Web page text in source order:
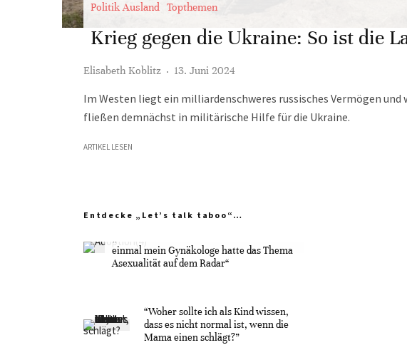
Politik Ausland Topthemen
Krieg gegen die Ukraine: So ist die
Elisabeth Koblitz · 13. Juni 2024
Im Westen liegt ein milliardenschweres russisches Vermögen
fließen demnächst in militärische Hilfe für die Ukraine.
ARTIKEL LESEN
Entdecke „Let’s talk taboo“…
einmal mein Gynäkologe hatte das Thema
Asexualität auf dem Radar“
“Woher sollte ich als Kind wissen,
dass es nicht normal ist, wenn die
Mama einen schlägt?”